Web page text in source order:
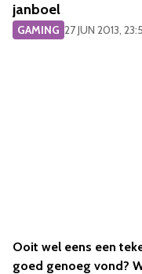
janboel
GAMING 27 JUN 2013,
Ooit wel eens een
goed genoeg vond?